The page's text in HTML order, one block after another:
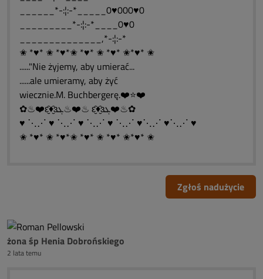
______*-:¦:-*_____0♥000♥0
_________*-:¦:-*____0♥0
______________,*-:¦:-*
✬ *♥* ✬ *♥*✬ *♥* ✬ *♥* ✬*♥* ✬
......"Nie żyjemy, aby umierać...
......ale umieramy, aby żyć
wiecznie.M. Buchbergerę.❤️⭐❤️
✿♨❤️ԑ̮̑♦̮̑ɜܓ♨❤️♨ ԑ̮̑♦̮̑ɜܓ❤️♨✿
♥ ⋱⋰ ♥ ⋱⋰ ♥ ⋱⋰ ♥ ⋱⋰ ♥⋱⋰ ♥⋱⋰ ♥
✬ *♥* ✬ *♥*✬ *♥* ✬ *♥* ✬*♥* ✬
Zgłoś nadużycie
żona śp Henia Dobrońskiego
2 lata temu